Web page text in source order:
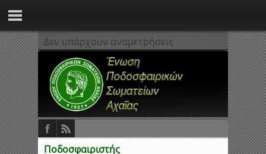
Δεν υπάρχουν αναμετρήσεις
Ποδοσφαιριστής